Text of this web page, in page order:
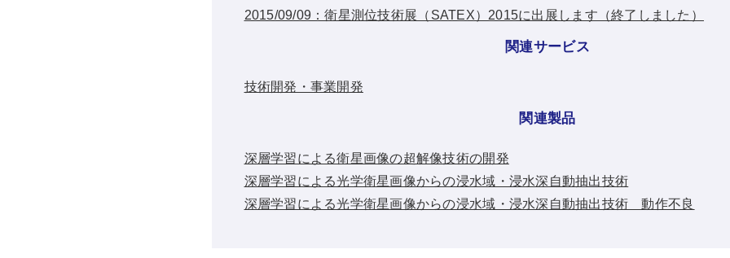
2015/09/09：衛星測位技術展（SATEX）2015に出展します（終了しました）
関連サービス
技術開発・事業開発
関連製品
深層学習による衛星画像の超解像技術の開発
深層学習による光学衛星画像からの浸水域・浸水深自動抽出技術
深層学習による光学衛星画像からの浸水域・浸水深自動抽出技術 動作不良